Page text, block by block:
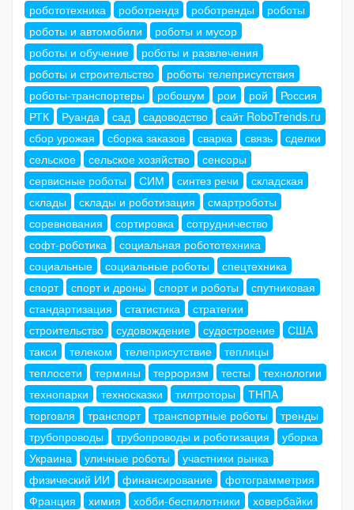
робототехника
роботрендз роботренды
роботы
роботы и автомобили
роботы и мусор
роботы и обучение
роботы и развлечения
роботы и строительство
роботы телеприсутствия
роботы-транспортеры
робошум рои рой
Россия
РТК
Руанда сад садоводство
сайт RoboTrends.ru
сбор урожая
сборка заказов сварка связь
сделки
сельское
сельское хозяйство
сенсоры
сервисные роботы
СИМ синтез речи
складская
склады
склады и роботизация
смартроботы
соревнования
сортировка
сотрудничество
софт-роботика
социальная робототехника
социальные
социальные роботы
спецтехника
спорт
спорт и дроны спорт и роботы
спутниковая
стандартизация
статистика
стратегии
строительство
судовождение судостроение
США
такси
телеком телеприсутствие
теплицы
теплосети
термины терроризм тесты
технологии
технопарки
техносказки тилтроторы
ТНПА
торговля
транспорт транспортные роботы
тренды
трубопроводы
трубопроводы и роботизация
уборка
Украина
уличные роботы
участники рынка
физический ИИ
финансирование
фотограмметрия
Франция
химия хобби-беспилотники
ховербайки